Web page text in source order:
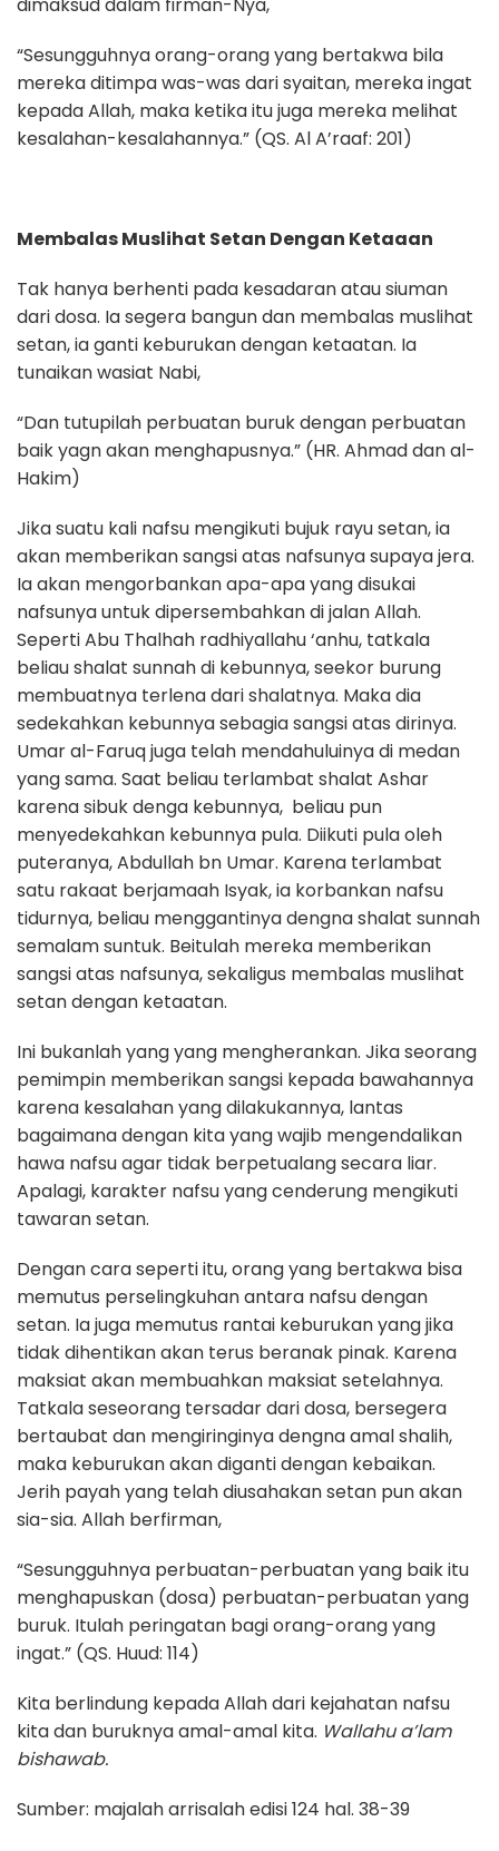
dimaksud dalam firman-Nya,
“Sesungguhnya orang-orang yang bertakwa bila
mereka ditimpa was-was dari syaitan, mereka ingat
kepada Allah, maka ketika itu juga mereka melihat
kesalahan-kesalahannya.” (QS. Al A’raaf: 201)
Membalas Muslihat Setan Dengan Ketaaan
Tak hanya berhenti pada kesadaran atau siuman
dari dosa. Ia segera bangun dan membalas muslihat
setan, ia ganti keburukan dengan ketaatan. Ia
tunaikan wasiat Nabi,
“Dan tutupilah perbuatan buruk dengan perbuatan
baik yagn akan menghapusnya.” (HR. Ahmad dan al-
Hakim)
Jika suatu kali nafsu mengikuti bujuk rayu setan, ia
akan memberikan sangsi atas nafsunya supaya jera.
Ia akan mengorbankan apa-apa yang disukai
nafsunya untuk dipersembahkan di jalan Allah.
Seperti Abu Thalhah radhiyallahu ‘anhu, tatkala
beliau shalat sunnah di kebunnya, seekor burung
membuatnya terlena dari shalatnya. Maka dia
sedekahkan kebunnya sebagia sangsi atas dirinya.
Umar al-Faruq juga telah mendahuluinya di medan
yang sama. Saat beliau terlambat shalat Ashar
karena sibuk denga kebunnya, beliau pun
menyedekahkan kebunnya pula. Diikuti pula oleh
puteranya, Abdullah bn Umar. Karena terlambat
satu rakaat berjamaah Isyak, ia korbankan nafsu
tidurnya, beliau menggantinya dengna shalat sunnah
semalam suntuk. Beitulah mereka memberikan
sangsi atas nafsunya, sekaligus membalas muslihat
setan dengan ketaatan.
Ini bukanlah yang yang mengherankan. Jika seorang
pemimpin memberikan sangsi kepada bawahannya
karena kesalahan yang dilakukannya, lantas
bagaimana dengan kita yang wajib mengendalikan
hawa nafsu agar tidak berpetualang secara liar.
Apalagi, karakter nafsu yang cenderung mengikuti
tawaran setan.
Dengan cara seperti itu, orang yang bertakwa bisa
memutus perselingkuhan antara nafsu dengan
setan. Ia juga memutus rantai keburukan yang jika
tidak dihentikan akan terus beranak pinak. Karena
maksiat akan membuahkan maksiat setelahnya.
Tatkala seseorang tersadar dari dosa, bersegera
bertaubat dan mengiringinya dengna amal shalih,
maka keburukan akan diganti dengan kebaikan.
Jerih payah yang telah diusahakan setan pun akan
sia-sia. Allah berfirman,
“Sesungguhnya perbuatan-perbuatan yang baik itu
menghapuskan (dosa) perbuatan-perbuatan yang
buruk. Itulah peringatan bagi orang-orang yang
ingat.” (QS. Huud: 114)
Kita berlindung kepada Allah dari kejahatan nafsu
kita dan buruknya amal-amal kita. Wallahu a’lam
bishawab.
Sumber: majalah arrisalah edisi 124 hal. 38-39